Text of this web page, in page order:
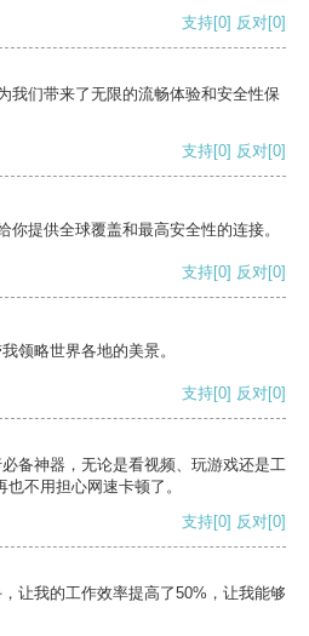
支持[0] 反对[0]
我们带来了无限的流畅体验和安全性保
支持[0] 反对[0]
提供全球覆盖和最高安全性的连接。
支持[0] 反对[0]
领略世界各地的美景。
支持[0] 反对[0]
备神器，无论是看视频、玩游戏还是工
不用担心网速卡顿了。
支持[0] 反对[0]
让我的工作效率提高了50%，让我能够